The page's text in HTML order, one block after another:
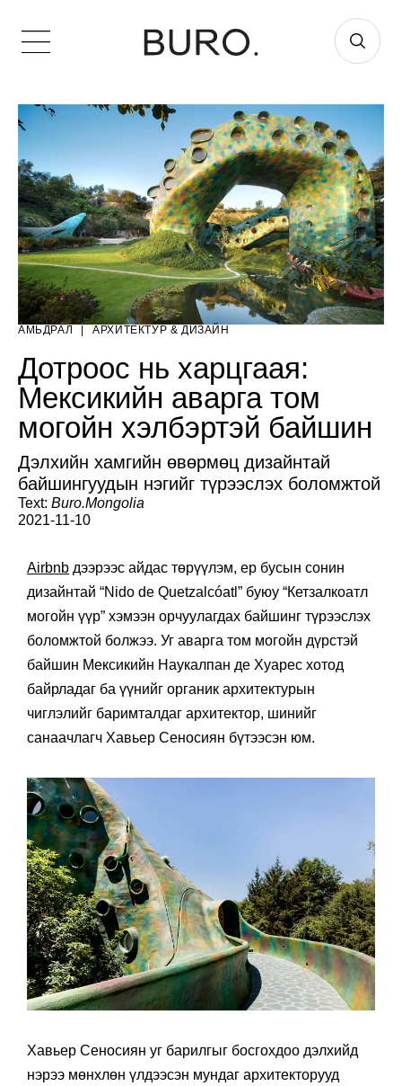
АМЬДРАЛ AРХИТЕКТУР & ДИЗАЙН
Дотроос нь харцгаая:
Мексикийн аварга том
могойн хэлбэртэй байшин
Дэлхийн хамгийн өвөрмөц дизайнтай
байшингуудын нэгийг түрээслэх боломжтой
Text: Buro.Mongolia
2021-11-10
Airbnb дээрээс айдас төрүүлэм, ер бусын сонин
дизайнтай “Nido de Quetzalcóatl” буюу “Кетзалкоатл
могойн үүр” хэмээн орчуулагдах байшинг түрээслэх
боломжтой болжээ. Уг аварга том могойн дүрстэй
байшин Мексикийн Наукалпан де Хуарес хотод
байрладаг ба үүнийг органик архитектурын
чиглэлийг баримталдаг архитектор, шинийг
санаачлагч Хавьер Сеносиян бүтээсэн юм.
Хавьер Сеносиян уг барилгыг босгохдоо дэлхийд
нэрээ мөнхлөн үлдээсэн мундаг архитекторууд